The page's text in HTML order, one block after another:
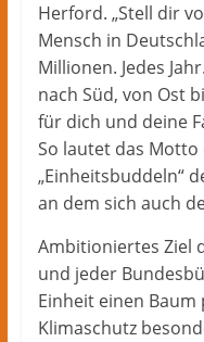
aus
Herford
im
Kreis
Herford
Herford. „Stell dir
Mensch in
Millionen. Jedes
nach Süd, von Ost
für dich und deine
So lautet das
„Einheitsbuddeln“
an dem sich auch
Ambitioniertes Ziel
und jeder
Einheit einen Baum
Klimaschutz